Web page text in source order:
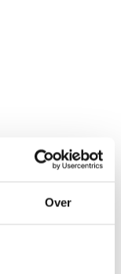
Over